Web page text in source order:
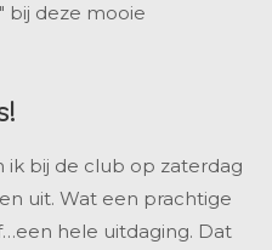
bij deze mooie
ik bij de club op zaterdag
uit. Wat een prachtige
hele uitdaging. Dat